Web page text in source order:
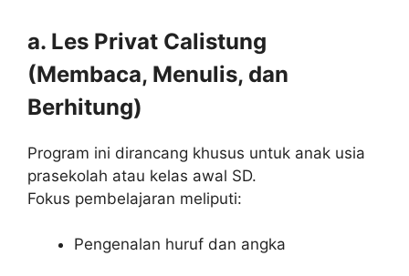
a. Les Privat Calistung
(Membaca, Menulis, dan
Berhitung)
Program ini dirancang khusus untuk anak usia
prasekolah atau kelas awal SD.
Fokus pembelajaran meliputi:
Pengenalan huruf dan angka